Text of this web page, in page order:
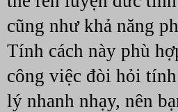
cũng như khả năng
Tính cách này phù
công việc đòi hỏi
lý nhanh nhạy, nên